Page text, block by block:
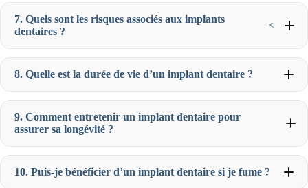
7. Quels sont les risques associés aux implants
dentaires ?
<
8. Quelle est la durée de vie d’un implant dentaire ?
9. Comment entretenir un implant dentaire pour
assurer sa longévité ?
10. Puis-je bénéficier d’un implant dentaire si je fume ?